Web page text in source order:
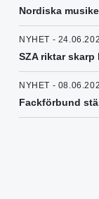
Nordiska
NYHET -
SZA riktar
NYHET -
Fackförbund